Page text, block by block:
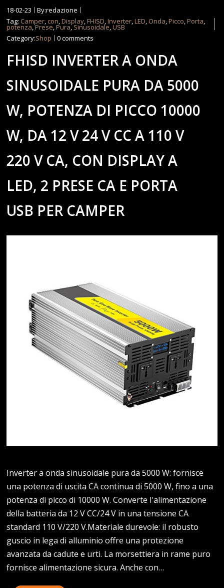
18-02-23
By:redazione
Tag: Camper, con,Display,FHISD,Inverter,LED, Onda,Picco,Porta,
potenza,Prese,Pura, Sinusoidale,USB
Category:Shop 0 comments
FHISD INVERTER A ONDA
SINUSOIDALE PURA DA 5000
W, POTENZA DI PICCO 10000
W, DA 12 V 24 V CC A 110 V
220 V CA, CON DISPLAY A
LED, 2 PRESE CA E PORTA
USB PER CAMPER
Inverter a onda sinusoidale pura da 5000 W: fornisce
una potenza di uscita CA continua di 5000 W, fino a una
potenza di picco di 10000 W. Converte l'alimentazione
della batteria da 12 V CC/24 V in una tensione CA
standard 110 V/220 V.Materiale durevole: il robusto
guscio in lega di alluminio offre una protezione
avanzata da cadute e urti. La morsettiera in rame puro
fornisce alimentazione sicura. Anche con…